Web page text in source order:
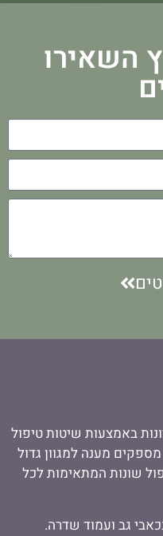
השאירו
באמצעות שיטות טיפול
מענה למגוון גדול
שונות המתאימות לכל